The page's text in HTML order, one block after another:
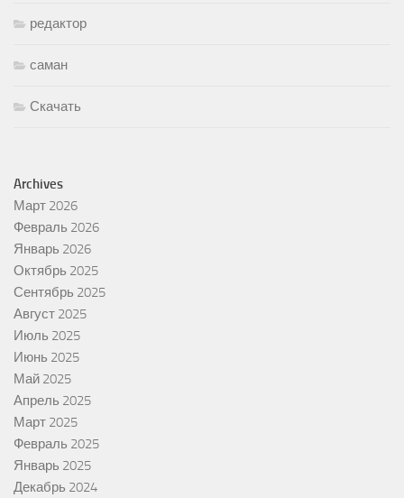
редактор
саман
Скачать
Archives
Март 2026
Февраль 2026
Январь 2026
Октябрь 2025
Сентябрь 2025
Август 2025
Июль 2025
Июнь 2025
Май 2025
Апрель 2025
Март 2025
Февраль 2025
Январь 2025
Декабрь 2024